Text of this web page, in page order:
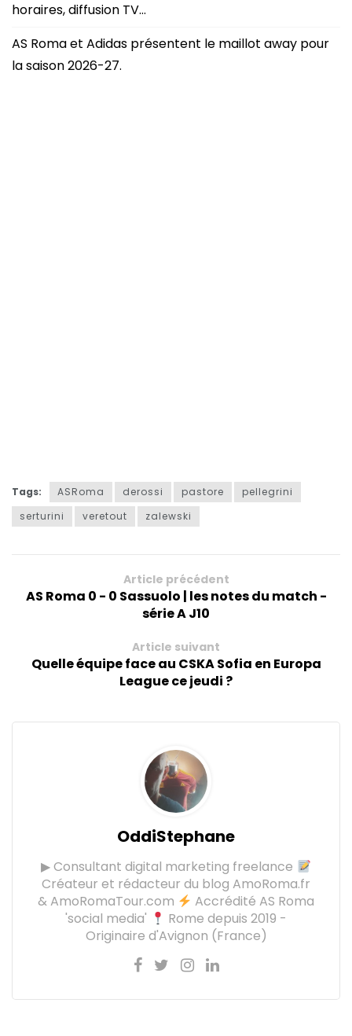
horaires, diffusion TV…
AS Roma et Adidas présentent le maillot away pour
la saison 2026-27.
Tags: ASRoma derossi pastore
pellegrini
serturini
veretout zalewski
Article précédent
AS Roma 0 - 0 Sassuolo | les notes du match -
série A J10
Article suivant
Quelle équipe face au CSKA Sofia en Europa
League ce jeudi ?
OddiStephane
▶ Consultant digital marketing freelance
Créateur et rédacteur du blog AmoRoma.fr
& AmoRomaTour.com
Accrédité AS Roma
'social media'
Rome depuis 2019 -
Originaire d'Avignon (France)